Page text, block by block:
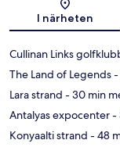
I närheten
Cullinan Links
The Land of Legends-
Lara strand - 30 min
Antalyas expocenter-
Konyaalti strand - 48